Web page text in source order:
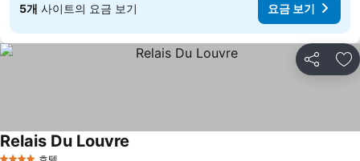
5개 사이트의 요금 보기 요금 보기
공유 즐
호텔
Relais Du Louvre